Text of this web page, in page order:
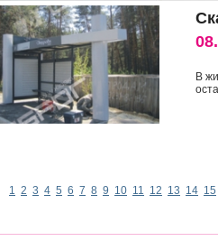
В
1 2 3 4 5 6 7 8 9 10 11 12 13 14 15